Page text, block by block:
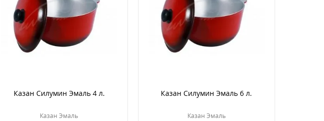
Казан Силумин Эмаль 4 л.
Казан Эмаль
Казан Силумин Эмаль 6 л.
Казан Эмаль